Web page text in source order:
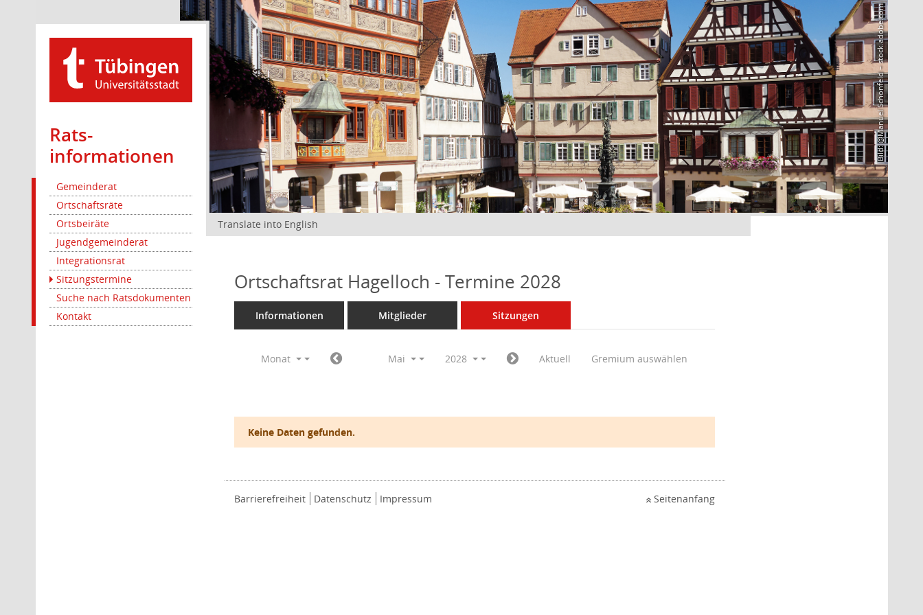
Rats­
informationen
Gemeinderat
Ortschaftsräte
Ortsbeiräte
Jugendgemeinderat
Integrationsrat
Sitzungstermine
Suche nach Ratsdokumenten
Kontakt
Bild: @Manuel Schönfeld – stock.adobe.com
Translate into English
Ortschaftsrat Hagelloch - Termine 2028
Informationen Mitglieder Sitzungen
Monat Mai 2028 Aktuell Gremium auswählen
Keine Daten gefunden.
Barrierefreiheit Datenschutz Impressum Seitenanfang